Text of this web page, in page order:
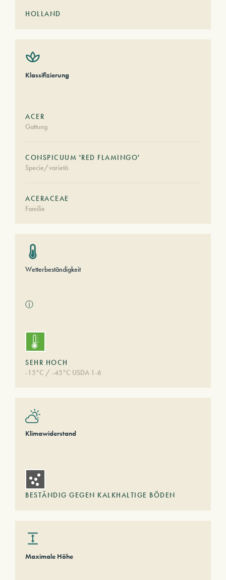
HOLLAND
Klassifizierung
ACER
Gattung
CONSPICUUM 'RED FLAMINGO'
Specie/varietà
ACERACEAE
Familie
Wetterbeständigkeit
ⓘ
SEHR HOCH
-15°C / -45°C USDA 1-6
Klimawiderstand
BESTÄNDIG GEGEN KALKHALTIGE BÖDEN
Maximale Höhe